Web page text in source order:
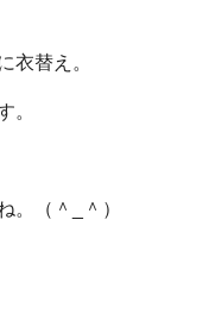
衣替え。
。
。（＾_＾）